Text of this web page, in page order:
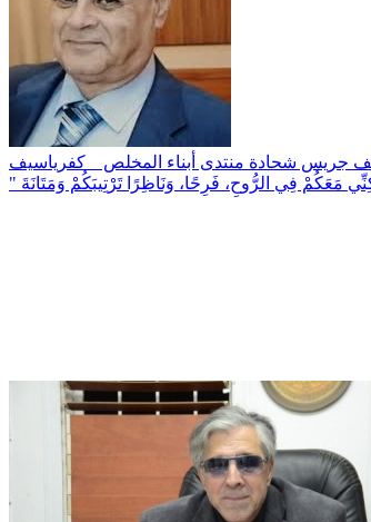
جريس شحادة منتدى أبناء المخلص _ كفرياسيف
مَعَكُمْ فِي الرُّوحِ، فَرِحًا، وَنَاظِرًا تَرْتِيبَكُمْ وَمَتَانَةَ